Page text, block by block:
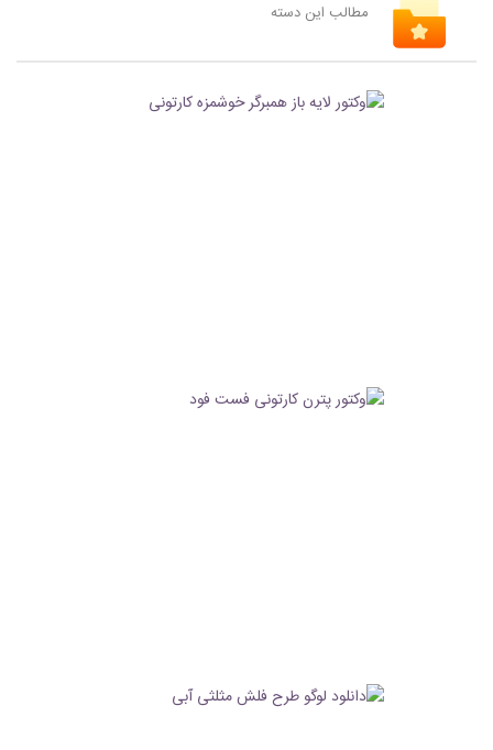
مطالب این دسته